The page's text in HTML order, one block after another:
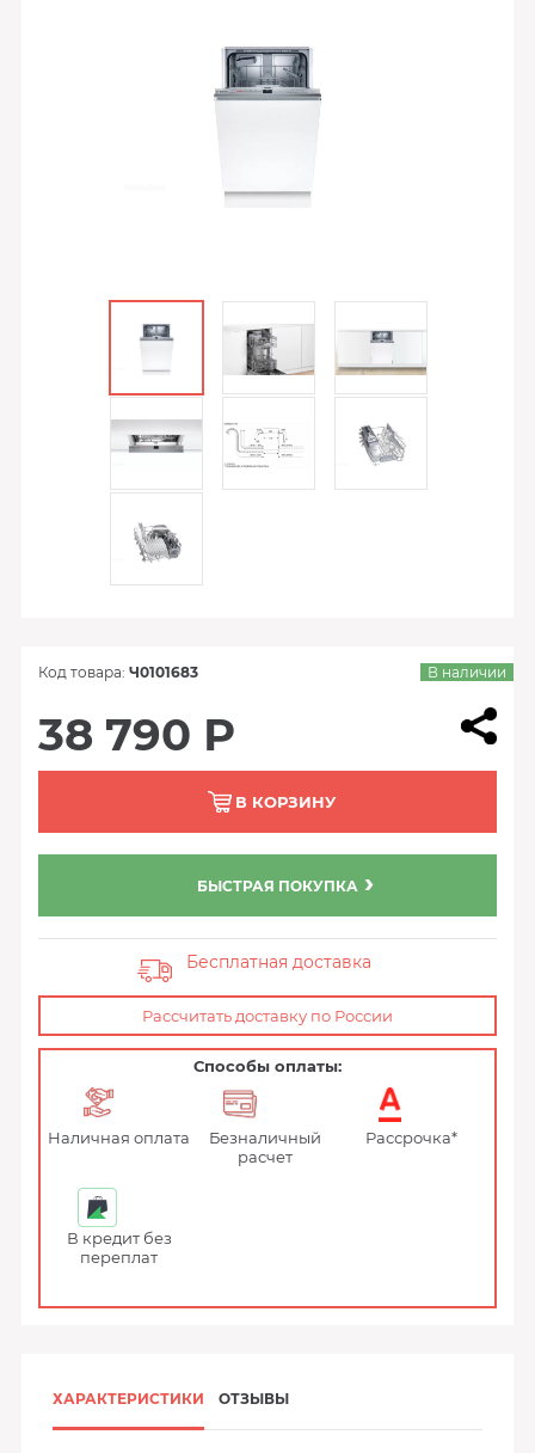
Код товара: Ч0101683 В наличии
38 790 Р
В КОРЗИНУ
БЫСТРАЯ ПОКУПКА
Бесплатная доставка
Рассчитать доставку по России
Способы оплаты:
Наличная оплата
Безналичный
расчет
Рассрочка*
В кредит без
переплат
ХАРАКТЕРИСТИКИ ОТЗЫВЫ